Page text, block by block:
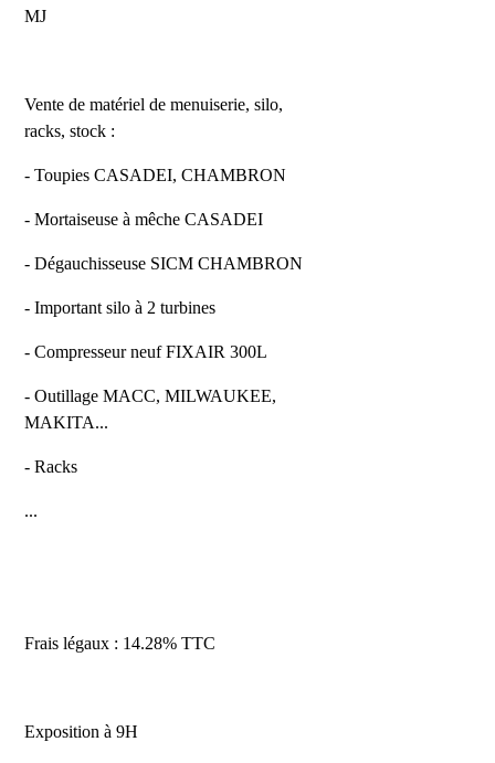
MJ
Vente de matériel de menuiserie, silo,
racks, stock :
- Toupies CASADEI, CHAMBRON
- Mortaiseuse à mêche CASADEI
- Dégauchisseuse SICM CHAMBRON
- Important silo à 2 turbines
- Compresseur neuf FIXAIR 300L
- Outillage MACC, MILWAUKEE,
MAKITA...
- Racks
...
Frais légaux : 14.28% TTC
Exposition à 9H